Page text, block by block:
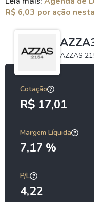
R$ 6,03 por ação
AZZAS
Cotação
R$ 17,01
Margem Líquida
7,17 %
P/L
4,22